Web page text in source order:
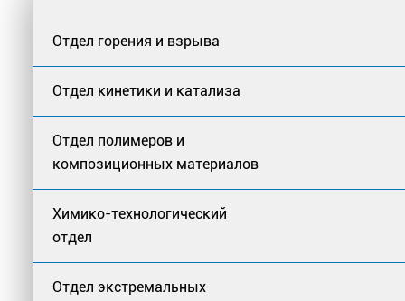
Отдел горения и взрыва
Отдел кинетики и катализа
Отдел полимеров и
композиционных материалов
Химико-технологический
отдел
Отдел экстремальных